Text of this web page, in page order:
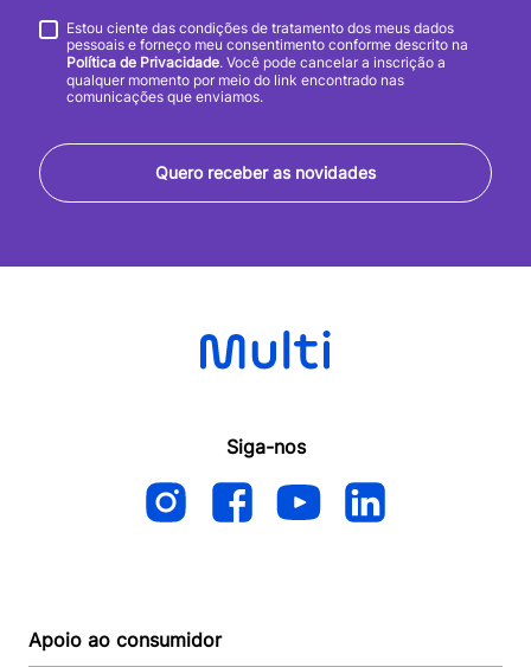
Quero receber as novidades
Estou ciente das condições de tratamento dos meus dados
pessoais e forneço meu consentimento conforme descrito na
Política de Privacidade. Você pode cancelar a inscrição a
qualquer momento por meio do link encontrado nas
comunicações que enviamos.
Siga-nos
Apoio ao consumidor